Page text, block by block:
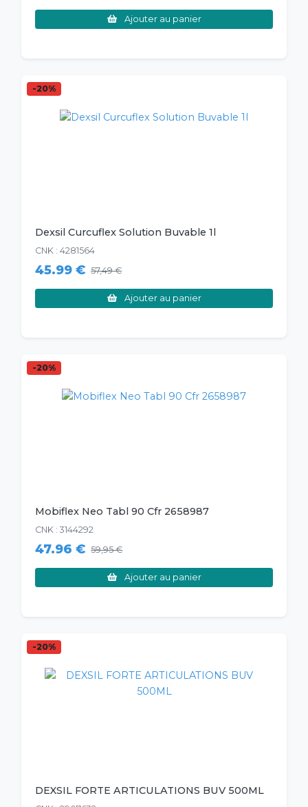
Ajouter au panier
-20%
Dexsil Curcuflex Solution Buvable 1l
CNK : 4281564
45.99 € 57,49 €
Ajouter au panier
-20%
Mobiflex Neo Tabl 90 Cfr 2658987
CNK : 3144292
47.96 € 59,95 €
Ajouter au panier
-20%
DEXSIL FORTE ARTICULATIONS BUV 500ML